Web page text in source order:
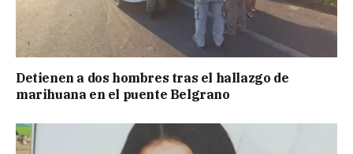
Detienen a dos hombres tras el hallazgo de
marihuana en el puente Belgrano